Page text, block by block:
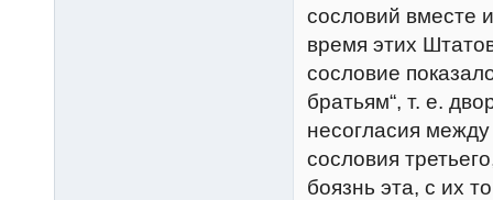
сословий вместе
время этих
сословие
братьям“, т. е.
несогласия
сословия
боязнь эта, с их